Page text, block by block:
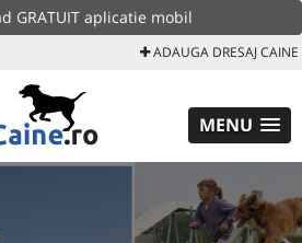
GRATUIT aplicatie mobil
ADAUGA DRESAJ CAINE
MENU